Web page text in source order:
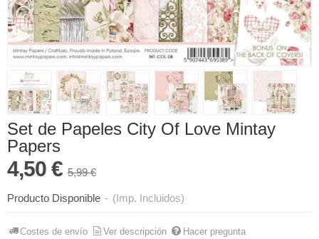
Set de Papeles City Of Love Mintay
Papers
4,50 € 5,99 €
Producto Disponible - (Imp. Incluidos)
Costes de envío Ver descripción Hacer pregunta